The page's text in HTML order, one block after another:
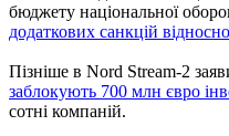
бюджету національної
додаткових санкцій відносно
Пізніше в Nord Stream-2
заблокують 700 млн євро
сотні компаній.